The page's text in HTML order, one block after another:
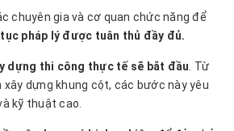
chuyên gia và cơ quan chức năng để
pháp lý được tuân thủ đầy đủ.
dựng thi công thực tế sẽ bắt đầu. Từ
dựng khung cột, các bước này yêu
kỹ thuật cao.